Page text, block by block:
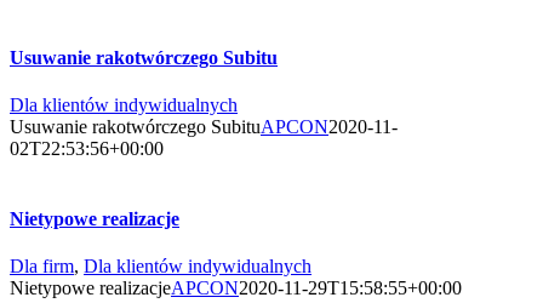
Usuwanie rakotwórczego Subitu
Dla klientów indywidualnych
Usuwanie rakotwórczego SubituAPCON2020-11-
02T22:53:56+00:00
Nietypowe realizacje
Dla firm, Dla klientów indywidualnych
Nietypowe realizacjeAPCON2020-11-29T15:58:55+00:00